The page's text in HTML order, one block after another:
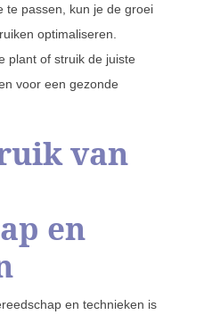
te passen, kun je de groei
optimaliseren.
plant of struik de juiste
voor een gezonde
van
en
en technieken is